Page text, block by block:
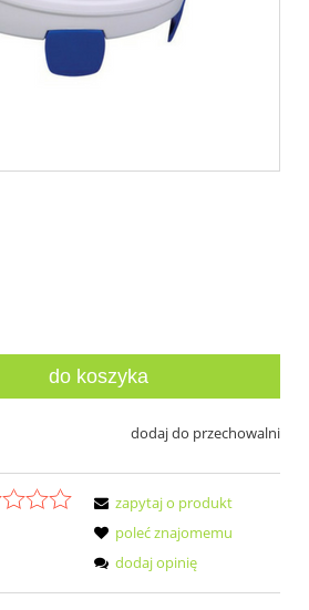
do koszyka
dodaj do przechowalni
zapytaj o produkt
poleć znajomemu
dodaj opinię